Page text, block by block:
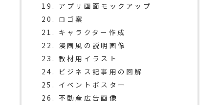
19. アプリ画面モックアップ
20. ロゴ案
21. キャラクター作成
22. 漫画風の説明画像
23. 教材用イラスト
24. ビジネス記事用の図解
25. イベントポスター
26. 不動産広告画像